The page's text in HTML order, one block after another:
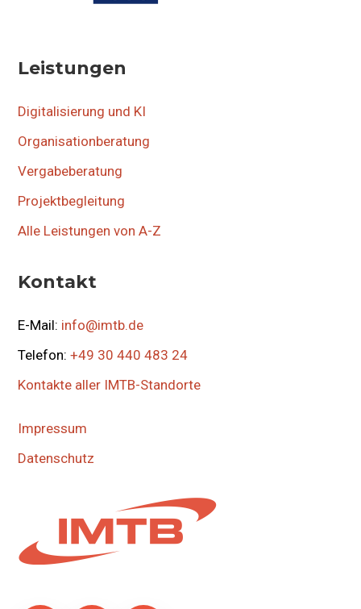
Leistungen
Digitalisierung und KI
Organisationberatung
Vergabeberatung
Projektbegleitung
Alle Leistungen von A-Z
Kontakt
E-Mail: info@imtb.de
Telefon:+49 30 440 483 24
Kontakte aller IMTB-Standorte
Impressum
Datenschutz